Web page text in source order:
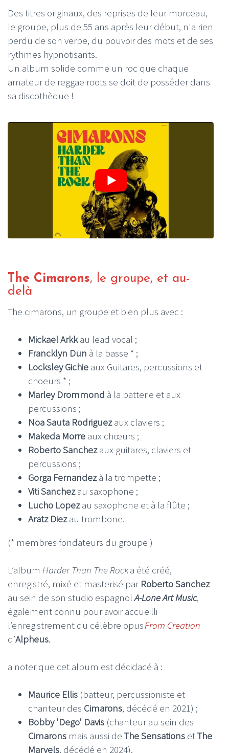
Des titres originaux, des reprises de leur morceau,
le groupe, plus de 55 ans après leur début, n'a rien
perdu de son verbe, du pouvoir des mots et de ses
rythmes hypnotisants.
Un album solide comme un roc que chaque
amateur de reggae roots se doit de posséder dans
sa discothèque !
The Cimarons, le groupe, et au-
delà
The cimarons, un groupe et bien plus avec :
Mickael Arkkau lead vocal ;
Francklyn Dun à la basse * ;
Locksley Gichie aux Guitares, percussions et
choeurs * ;
Marley Drommond à la batterie et aux
percussions ;
Noa Sauta Rodriguezaux claviers ;
Makeda Morre aux chœurs ;
Roberto Sanchezaux guitares, claviers et
percussions ;
Gorga Fernandezà la trompette ;
Viti Sanchezau saxophone ;
Lucho Lopezau saxophone et à la flûte ;
Aratz Diezau trombone.
(* membres fondateurs du groupe )
L’album Harder Than The Rocka été créé,
enregistré, mixé et masterisé par Roberto Sanchez
au sein de son studio espagnolA-Lone Art Music,
également connu pour avoir accueilli
l’enregistrement du célèbre opusFrom Creation
d’Alpheus.
a noter que cet album est décidacé à :
Maurice Ellis (batteur, percussioniste et
chanteur des Cimarons, décédé en 2021) ;
Bobby 'Dego' Davis (chanteur au sein des
Cimarons mais aussi de The Sensations etThe
Marvels, décédé en 2024).